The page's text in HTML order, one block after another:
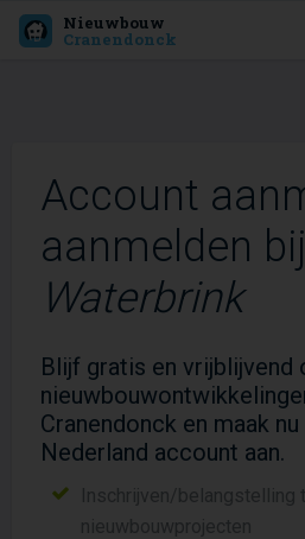
Nieuwbouw
Cranendonck
Account
aanmelden bij
Waterbrink
Blijf gratis en vrijblijvend
Cranendonck en maak
Nederland account aan.
Inschrijven/belangstelling
nieuwbouwprojecten